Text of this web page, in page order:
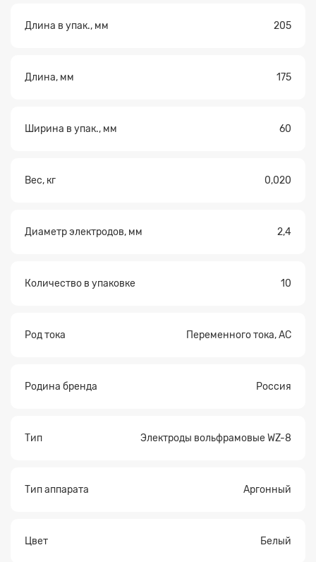
Длина в упак., мм 205
Длина, мм 175
Ширина в упак., мм 60
Вес, кг 0,020
Диаметр электродов, мм 2,4
Количество в упаковке 10
Род тока Переменного тока, AC
Родина бренда Россия
Тип Электроды вольфрамовые WZ-8
Тип аппарата Аргонный
Цвет Белый